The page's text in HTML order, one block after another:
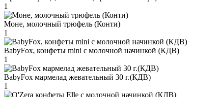
1
Моне, молочный трюфель (Конти)
1
BabyFox, конфеты mini c молочной начинкой (КДВ)
1
BabyFox мармелад жевательный 30 г.(КДВ)
1